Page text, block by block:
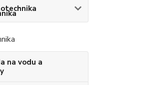
na vodu a